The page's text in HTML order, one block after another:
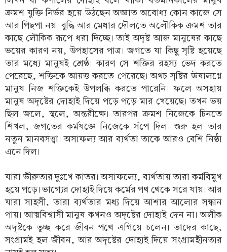
ক্রমশ যুক্তি নির্ভর হয়ে উঠছেন অজ্ঞাত অবোধ্য কোন কাজে সে
আর পিছপা নয়। বুদ্ধি আর মেধার দৌলতে অলৌকিক ক্রমশ তার
কাছে লৌকিক রূপে ধরা দিচ্ছে। তাই অদৃষ্ট আজ মানুষের কাছে
ভয়ের কারণ নয়, উপহাসের পাত্র। জগতে যা কিছু সৃষ্টি হয়েছে
তার মধ্যে মানুষই শ্রেষ্ঠ। কারণ সে শক্তির রহস্য ভেদ করতে
পেরেছে, শক্তিকে আয়ত্ত করতে পেরেছে। অথচ সৃষ্টির ঊষালগ্নে
মানুষ নিজ শক্তিকেই উপলব্ধি করতে পারেনি। ফলে অসহায়
মানুষ অদৃষ্টের দোহাই দিয়ে পড়ে পড়ে মার খেয়েছে। তখন ভয়
ছিল জলে, স্থলে, অন্তরীক্ষে। তারপর ক্রমশ নিজেকে চিনতে
শিখল, জগতের কর্মযজ্ঞে নিজেকে সঁপে দিল। শুরু হল তার
নতুন মানবসত্ত্বা। অসাফল্য আর ব্যর্থতা তাকে আরও বেশি নিষ্ঠা
এনে দিল।
যারা ভীরুতার দুঃখে কাতর। অসাফল্যে, ব্যর্থতায় তারা কর্মবিমুখ
হয়ে পড়ে। ভাগ্যের দোহাই দিয়ে কর্মের পথ থেকে সরে যায়। আর
যারা সাহসী, তারা ব্যর্থতার মধ্য দিয়ে আশার আলোর সন্ধান
পায়। আত্মবিশ্বাসী মানুষ কখনও অদৃষ্টের দোহাই দেন না। অলীক
অদৃষ্টকে তুচ্ছ করে জীবন পথে এগিয়ে চলেন। তাদের কাছে,
সংগ্রামই হল জীবন, আর অদৃষ্টের দোহাই দিয়ে সংগ্রামহীনতার